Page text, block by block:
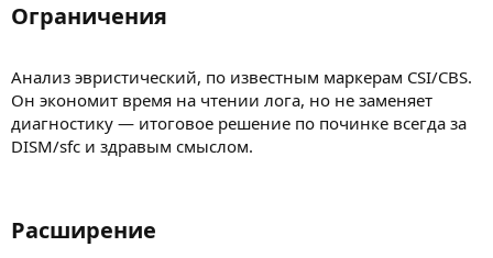
Ограничения​
Анализ эвристический, по известным маркерам CSI/CBS.
Он экономит время на чтении лога, но не заменяет
диагностику — итоговое решение по починке всегда за
DISM/sfc и здравым смыслом.
Расширение​